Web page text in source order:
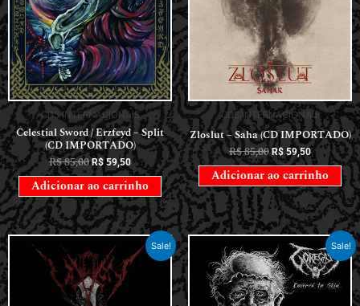
CDS INTERNACIONAIS
Celestial Sword / Erzfeyd – Split
(CD IMPORTADO)
R$85,00 R$59,50
Adicionar ao carrinho
CDS INTERNACIONAIS
Zloslut – Saha (CD IMPORTADO)
R$85,00 R$ 59,50
Adicionar ao carrinho
Sale! Sale!